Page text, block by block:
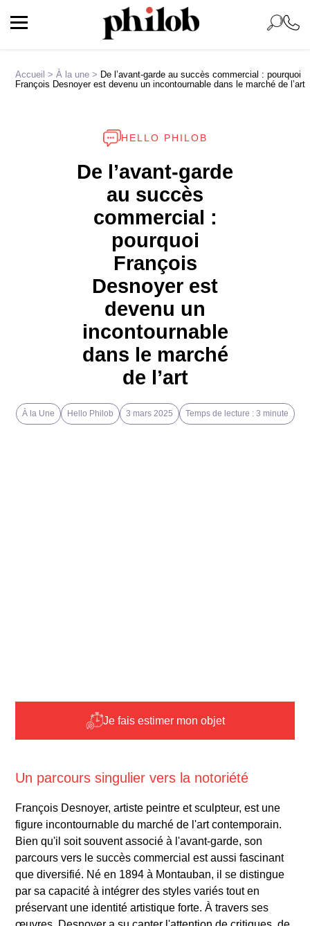
Accueil >À la une > De l’avant-garde au succès commercial : pourquoi
François Desnoyer est devenu un incontournable dans le marché de l’art
HELLO PHILOB
De l’avant-garde
au succès
commercial :
pourquoi
François
Desnoyer est
devenu un
incontournable
dans le marché
de l’art
À la Une Hello Philob 3 mars 2025 Temps de lecture : 3 minute
Je fais estimer mon objet
Un parcours singulier vers la notoriété
François Desnoyer, artiste peintre et sculpteur, est une
figure incontournable du marché de l'art contemporain.
Bien qu'il soit souvent associé à l'avant-garde, son
parcours vers le succès commercial est aussi fascinant
que diversifié. Né en 1894 à Montauban, il se distingue
par sa capacité à intégrer des styles variés tout en
préservant une identité artistique forte. À travers ses